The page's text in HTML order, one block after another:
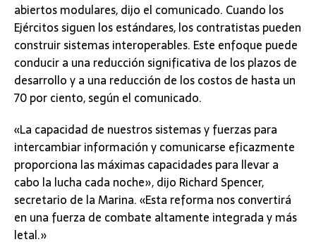
abiertos modulares, dijo el comunicado. Cuando los
Ejércitos siguen los estándares, los contratistas pueden
construir sistemas interoperables. Este enfoque puede
conducir a una reducción significativa de los plazos de
desarrollo y a una reducción de los costos de hasta un
70 por ciento, según el comunicado.
«La capacidad de nuestros sistemas y fuerzas para
intercambiar información y comunicarse eficazmente
proporciona las máximas capacidades para llevar a
cabo la lucha cada noche», dijo Richard Spencer,
secretario de la Marina. «Esta reforma nos convertirá
en una fuerza de combate altamente integrada y más
letal.»